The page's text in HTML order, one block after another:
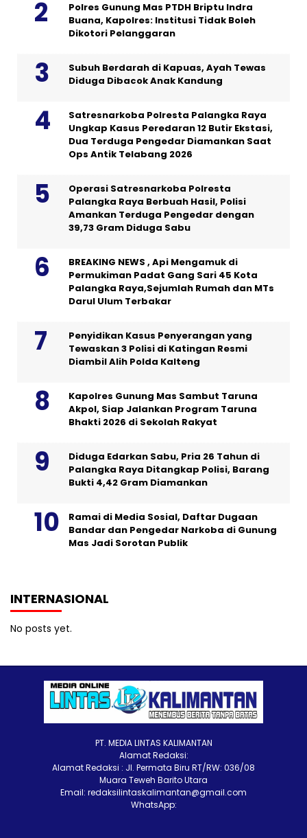
Polres Gunung Mas PTDH Briptu Indra
Buana, Kapolres: Institusi Tidak Boleh
Dikotori Pelanggaran
Subuh Berdarah di Kapuas, Ayah Tewas
Diduga Dibacok Anak Kandung
Satresnarkoba Polresta Palangka Raya
Ungkap Kasus Peredaran 12 Butir Ekstasi,
Dua Terduga Pengedar Diamankan Saat
Ops Antik Telabang 2026
Operasi Satresnarkoba Polresta
Palangka Raya Berbuah Hasil, Polisi
Amankan Terduga Pengedar dengan
39,73 Gram Diduga Sabu
BREAKING NEWS , Api Mengamuk di
Permukiman Padat Gang Sari 45 Kota
Palangka Raya,Sejumlah Rumah dan MTs
Darul Ulum Terbakar
Penyidikan Kasus Penyerangan yang
Tewaskan 3 Polisi di Katingan Resmi
Diambil Alih Polda Kalteng
Kapolres Gunung Mas Sambut Taruna
Akpol, Siap Jalankan Program Taruna
Bhakti 2026 di Sekolah Rakyat
Diduga Edarkan Sabu, Pria 26 Tahun di
Palangka Raya Ditangkap Polisi, Barang
Bukti 4,42 Gram Diamankan
Ramai di Media Sosial, Daftar Dugaan
Bandar dan Pengedar Narkoba di Gunung
Mas Jadi Sorotan Publik
INTERNASIONAL
No posts yet.
PT. MEDIA LINTAS KALIMANTAN
Alamat Redaksi:
Alamat Redaksi : Jl. Permata Biru RT/RW: 036/08
Muara Teweh Barito Utara
Email: redaksilintaskalimantan@gmail.com
WhatsApp: